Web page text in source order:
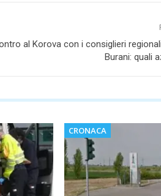
al Korova con i consiglieri
Burani: quali
CRONACA